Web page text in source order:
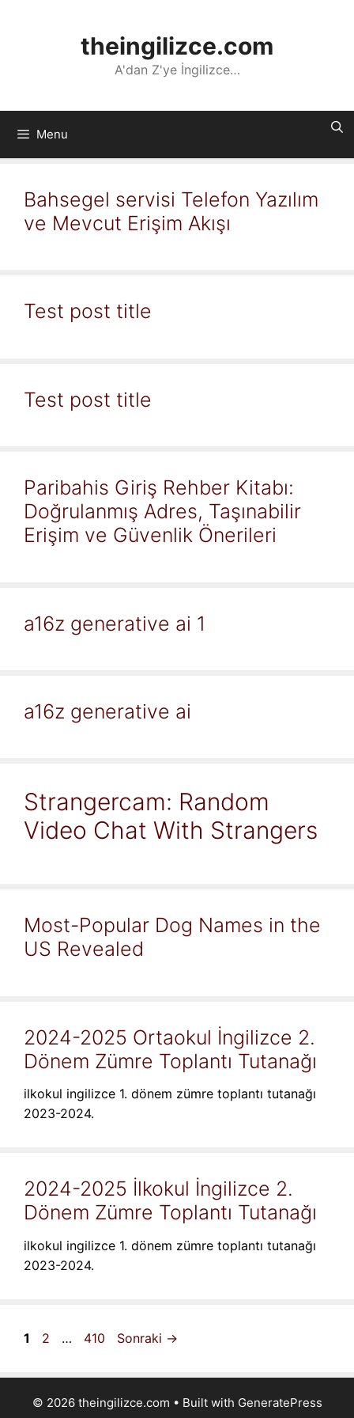
theingilizce.com
A'dan Z'ye İngilizce…
Menu
Bahsegel servisi Telefon Yazılım
ve Mevcut Erişim Akışı
Test post title
Test post title
Paribahis Giriş Rehber Kitabı:
Doğrulanmış Adres, Taşınabilir
Erişim ve Güvenlik Önerileri
a16z generative ai 1
a16z generative ai
Strangercam: Random
Video Chat With Strangers
Most-Popular Dog Names in the
US Revealed
2024-2025 Ortaokul İngilizce 2.
Dönem Zümre Toplantı Tutanağı
ilkokul ingilizce 1. dönem zümre toplantı tutanağı
2023-2024.
2024-2025 İlkokul İngilizce 2.
Dönem Zümre Toplantı Tutanağı
ilkokul ingilizce 1. dönem zümre toplantı tutanağı
2023-2024.
Sayfa
1 Sayfa
2 … Sayfa
410 Sonraki →
© 2026 theingilizce.com • Built with GeneratePress